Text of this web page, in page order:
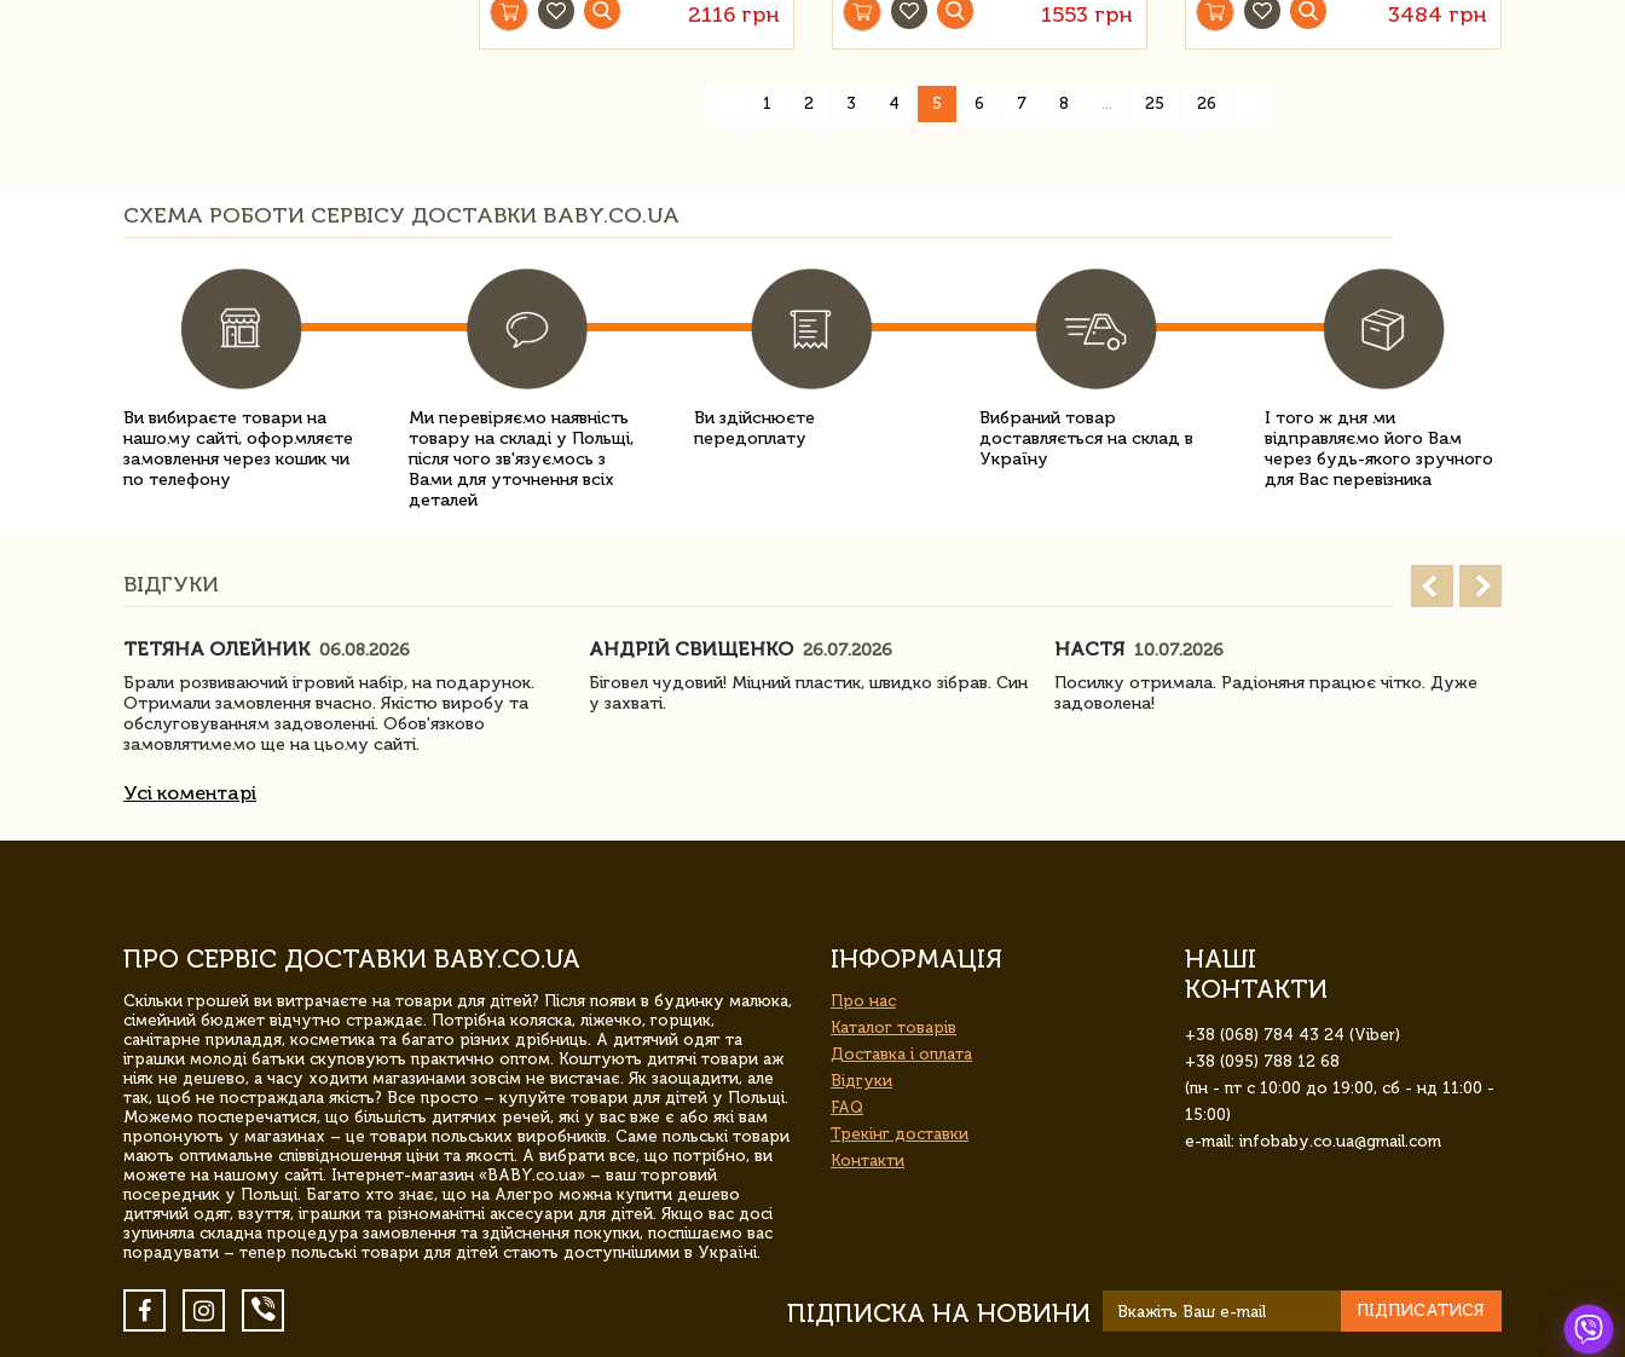
2116 грн 1553 грн 3484 грн
1 2 3 4 5 6 7 8 ... 25 26
СХЕМА РОБОТИ СЕРВІСУ ДОСТАВКИ BABY.CO.UA
Ви вибираєте товари на
нашому сайті, оформляєте
замовлення через кошик чи
по телефону
Ми перевіряємо наявність
товару на складі у Польщі,
після чого зв'язуємось з
Вами для уточнення всіх
деталей
Ви здійснюєте
передоплату
Вибраний товар
доставляється на склад в
Україну
І того ж дня ми
відправляємо його Вам
через будь-якого зручного
для Вас перевізника
ВІДГУКИ
ТЕТЯНА ОЛЕЙНИК 06.08.2026
Брали розвиваючий ігровий набір, на подарунок.
Отримали замовлення вчасно. Якістю виробу та
обслуговуванням задоволенні. Обов'язково
замовлятимемо ще на цьому сайті.
АНДРІЙ СВИЩЕНКО 26.07.2026
Біговел чудовий! Міцний пластик, швидко зібрав. Син
у захваті.
НАСТЯ 10.07.2026
Посилку отримала. Радіоняня працює чітко. Дуже
задоволена!
Усі коментарі
ПРО СЕРВІС ДОСТАВКИ BABY.CO.UA
Скільки грошей ви витрачаєте на товари для дітей? Після появи в будинку малюка,
сімейний бюджет відчутно страждає. Потрібна коляска, ліжечко, горщик,
санітарне приладдя, косметика та багато різних дрібниць. А дитячий одяг та
іграшки молоді батьки скуповують практично оптом. Коштують дитячі товари аж
ніяк не дешево, а часу ходити магазинами зовсім не вистачає. Як заощадити, але
так, щоб не постраждала якість? Все просто – купуйте товари для дітей у Польщі.
Можемо посперечатися, що більшість дитячих речей, які у вас вже є або які вам
пропонують у магазинах – це товари польських виробників. Саме польські товари
мають оптимальне співвідношення ціни та якості. А вибрати все, що потрібно, ви
можете на нашому сайті. Інтернет-магазин «BABY.co.ua» – ваш торговий
посередник у Польщі. Багато хто знає, що на Алегро можна купити дешево
дитячий одяг, взуття, іграшки та різноманітні аксесуари для дітей. Якщо вас досі
зупиняла складна процедура замовлення та здійснення покупки, поспішаємо вас
порадувати – тепер польські товари для дітей стають доступнішими в Україні.
ІНФОРМАЦІЯ
Про нас
Каталог товарів
Доставка і оплата
Відгуки
FAQ
Трекінг доставки
Контакти
НАШІ
КОНТАКТИ
+38 (068) 784 43 24 (Viber)
+38 (095) 788 12 68
(пн - пт с 10:00 до 19:00, сб - нд 11:00 -
15:00)
e-mail: infobaby.co.ua@gmail.com
ПІДПИСКА НА НОВИНИ ПІДПИСАТИСЯ